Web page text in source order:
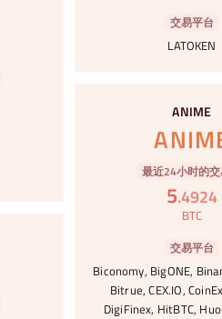
交易平台
LATOKEN
ANIME
最近24小时的
5.4924
BTC
交易平台
Biconomy, BigONE,
Bitrue, CEX.IO,
DigiFinex, HitBTC,